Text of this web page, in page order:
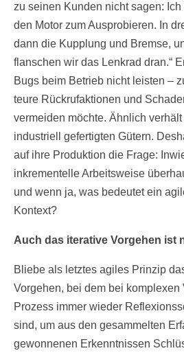
zu seinen Kunden nicht sagen: Ich
den Motor zum Ausprobieren. In
dann die Kupplung und Bremse,
flanschen wir das Lenkrad dran.“
Bugs beim Betrieb nicht leisten –
teure Rückrufaktionen und
vermeiden möchte. Ähnlich
industriell gefertigten Gütern.
auf ihre Produktion die Frage:
inkrementelle Arbeitsweise
und wenn ja, was bedeutet ein
Kontext?
Auch das iterative Vorgehen ist
Bliebe als letztes agiles Prinzip
Vorgehen, bei dem bei komplexen
Prozess immer wieder
sind, um aus den gesammelten
gewonnenen Erkenntnissen